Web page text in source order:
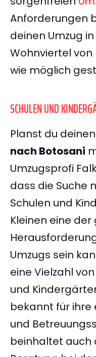
Anforderungen
deinen Umzug
Wohnviertel
wie möglich
SCHULEN UND
Planst du deinen
nach Botosani
Umzugsprofi
dass die Suche
Schulen und
Kleinen eine
Umzugs sein
eine Vielzahl
und
bekannt für ihre
und
beinhaltet auch